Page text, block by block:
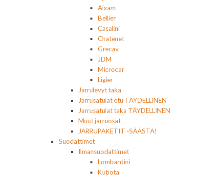
Aixam
Bellier
Casalini
Chatenet
Grecav
JDM
Microcar
Ligier
Jarrulevyt taka
Jarrusatulat etu TÄYDELLINEN
Jarrusatulat taka TÄYDELLINEN
Muut jarruosat
JARRUPAKETIT -SÄÄSTÄ!
Suodattimet
Ilmansuodattimet
Lombardini
Kubota